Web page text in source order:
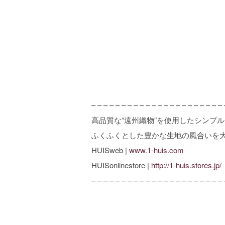
– – – – – – – – – – – – – – – – – – – – – –
高品質な“遠州織物”を使用したシンプル
ふくふくとした豊かな生地の風合いを大
HUISweb | www.1-huis.com
HUISonlinestore | http://1-huis.stores.jp/
– – – – – – – – – – – – – – – – – – – – – –